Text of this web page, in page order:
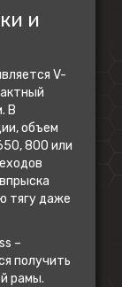
и
V-
В
объем
800 или
тягу даже
–
получить
рамы.